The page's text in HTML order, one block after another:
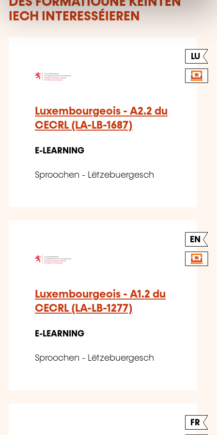
IECH INTERESSÉIEREN
LU
Luxembourgeois - A2.2 du
CECRL (LA-LB-1687)
E-LEARNING
Sproochen - Lëtzebuergesch
EN
Luxembourgeois - A1.2 du
CECRL (LA-LB-1277)
E-LEARNING
Sproochen - Lëtzebuergesch
FR